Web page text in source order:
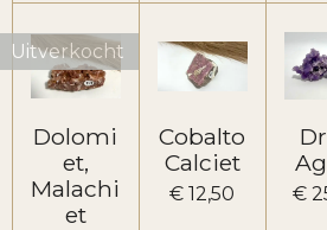
Uitverkocht
Dolomi
et,
Malachi
et
Cobalto
Calciet
€ 12,50 €